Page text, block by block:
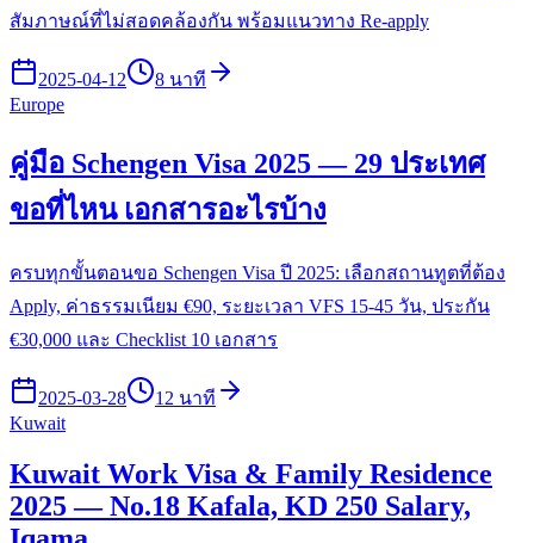
สัมภาษณ์ที่ไม่สอดคล้องกัน พร้อมแนวทาง Re-apply
2025-04-12
8 นาที
Europe
คู่มือ Schengen Visa 2025 — 29 ประเทศ
ขอที่ไหน เอกสารอะไรบ้าง
ครบทุกขั้นตอนขอ Schengen Visa ปี 2025: เลือกสถานทูตที่ต้อง
Apply, ค่าธรรมเนียม €90, ระยะเวลา VFS 15-45 วัน, ประกัน
€30,000 และ Checklist 10 เอกสาร
2025-03-28
12 นาที
Kuwait
Kuwait Work Visa & Family Residence
2025 — No.18 Kafala, KD 250 Salary,